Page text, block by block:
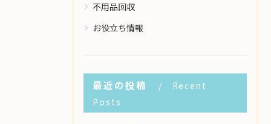
不用品回収
お役立ち情報
最近の投稿
Recent
Posts